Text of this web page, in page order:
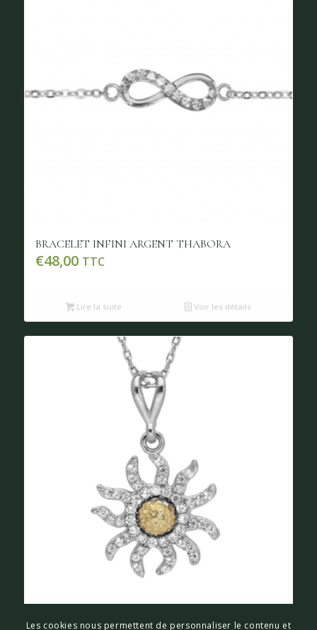
BRACELET INFINI ARGENT THABORA
€48,00 TTC
Lire la suite Voir les détails
COLLIER SOLEIL ARGENT THABORA
Les cookies nous permettent de personnaliser le contenu et